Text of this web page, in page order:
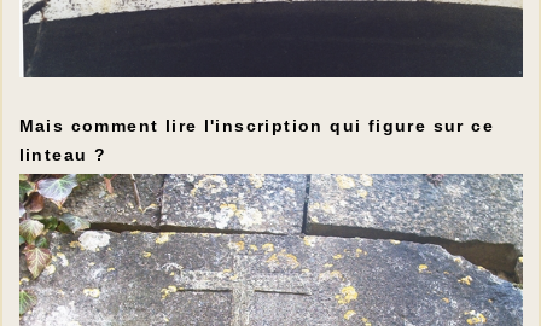
Mais comment lire l'inscription qui figure sur ce
linteau ?